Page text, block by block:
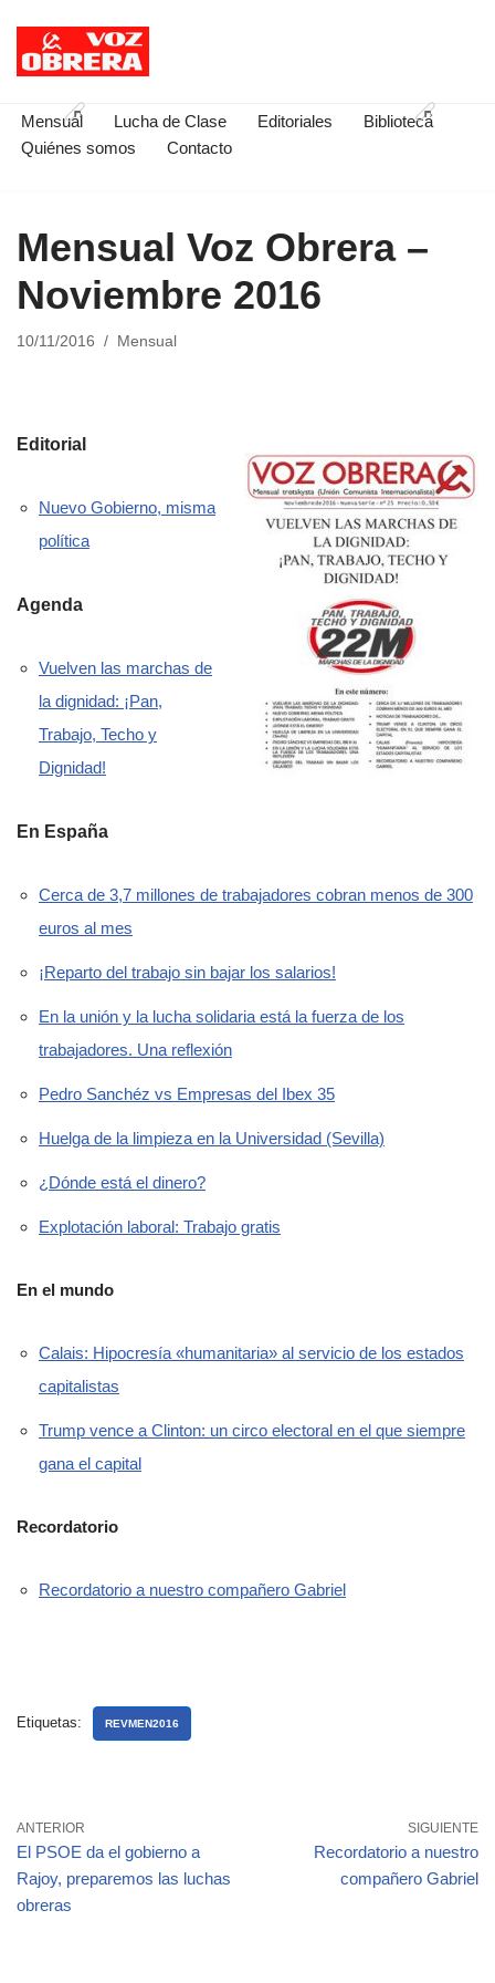
Saltar
contenido
Mensual Lucha de Clase Editoriales
Biblioteca
Quiénes somos
Contacto
Mensual Voz Obrera –
Noviembre 2016
10/11/2016 Mensual
Editorial
Nuevo Gobierno, misma
política
Agenda
Vuelven las marchas de
la dignidad: ¡Pan,
Trabajo, Techo y
Dignidad!
En España
Cerca de 3,7 millones de trabajadores cobran menos de 300
euros al mes
¡Reparto del trabajo sin bajar los salarios!
En la unión y la lucha solidaria está la fuerza de los
trabajadores. Una reflexión
Pedro Sanchéz vs Empresas del Ibex 35
Huelga de la limpieza en la Universidad (Sevilla)
¿Dónde está el dinero?
Explotación laboral: Trabajo gratis
En el mundo
Calais: Hipocresía «humanitaria» al servicio de los estados
capitalistas
Trump vence a Clinton: un circo electoral en el que siempre
gana el capital
Recordatorio
Recordatorio a nuestro compañero Gabriel
Etiquetas: REVMEN2016
ANTERIOR
El PSOE da el gobierno a
Rajoy, preparemos las luchas
obreras
SIGUIENTE
Recordatorio a nuestro
compañero Gabriel